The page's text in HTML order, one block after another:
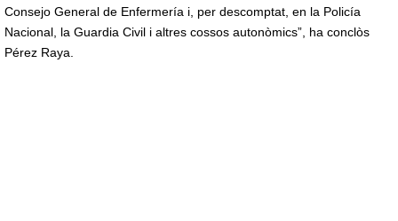
Consejo General de Enfermería i, per descomptat, en la Policía
Nacional, la Guardia Civil i altres cossos autonòmics”, ha conclòs
Pérez Raya.